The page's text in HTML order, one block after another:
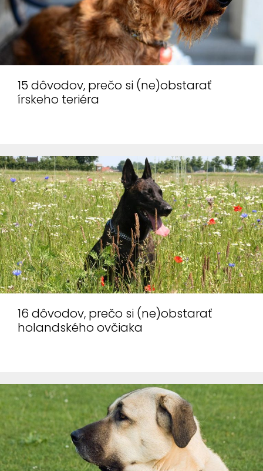
15 dôvodov, prečo si (ne)obstarať
írskeho teriéra
16 dôvodov, prečo si (ne)obstarať
holandského ovčiaka
návstevnosť
webovej stránky
a udalosti na
stránke
uskutočnenej.
Tieto dáta
ich na Vašu
identifikáciu.
Preferenčné
cookies
Preferenčné
cookies slúžia
predovšetkým
na
spríjemnenie
na to, aby
sme Vám na
stránke mohli
zobrazovať
relevantné
informácie